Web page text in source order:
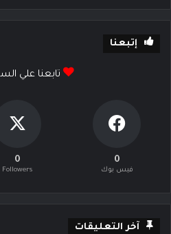
إتبعنا
تابعنا علي
0
فيس بوك
0
Followers
آخر التعليقات